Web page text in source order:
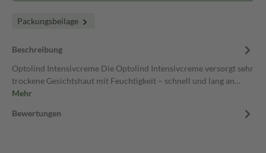
Packungsbeilage
Beschreibung
Optolind Intensivcreme Die Optolind Intensivcreme versorgt sehr
trockene Gesichtshaut mit Feuchtigkeit – schnell und lang an…
Mehr
Bewertungen